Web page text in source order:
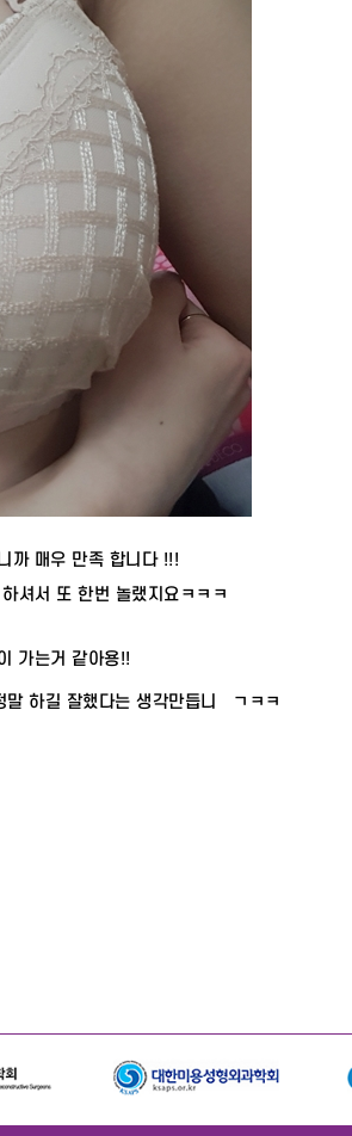
까 매우 만족 합니다 !!!
셔서 또 한번 놀랬지요ㅋㅋㅋ
가는거 같아용!!
하길 잘했다는 생각만듭니닼ㄱㅋㅋ